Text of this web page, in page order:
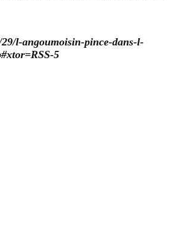
l-angoumoisin-pince-dans-l-
5